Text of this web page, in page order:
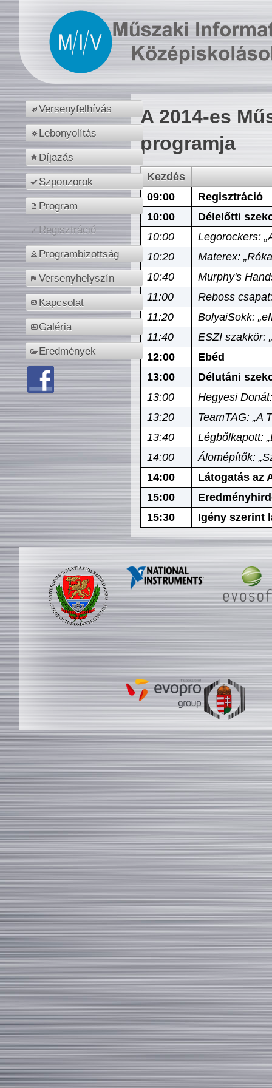
Versenyfelhívás
Lebonyolítás
Díjazás
Szponzorok
Program
Regisztráció
Programbizottság
Versenyhelyszín
Kapcsolat
Galéria
Eredmények
A 2014-es
programja
Kezdés
09:00
Regisztráció
10:00
Délelőtti
10:00
Legorockers:
10:20
Materex:
10:40
Murphy's
11:00
Reboss
11:20
BolyaiSokk:
11:40
ESZI szakkör:
12:00
Ebéd
13:00
Délutáni
13:00
Hegyesi
13:20
TeamTAG: „A
13:40
Légbőlkapott:
14:00
Álomépítők:
14:00
Látogatás az
15:00
15:30
Igény szerint